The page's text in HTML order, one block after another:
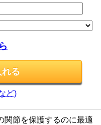
ど)
関節を保護するのに最適